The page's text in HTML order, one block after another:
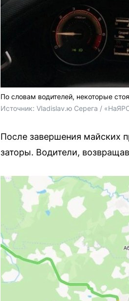
По словам водителей, некоторые
Источник: Vladislav.ю Серега /
После завершения майских
заторы. Водители,